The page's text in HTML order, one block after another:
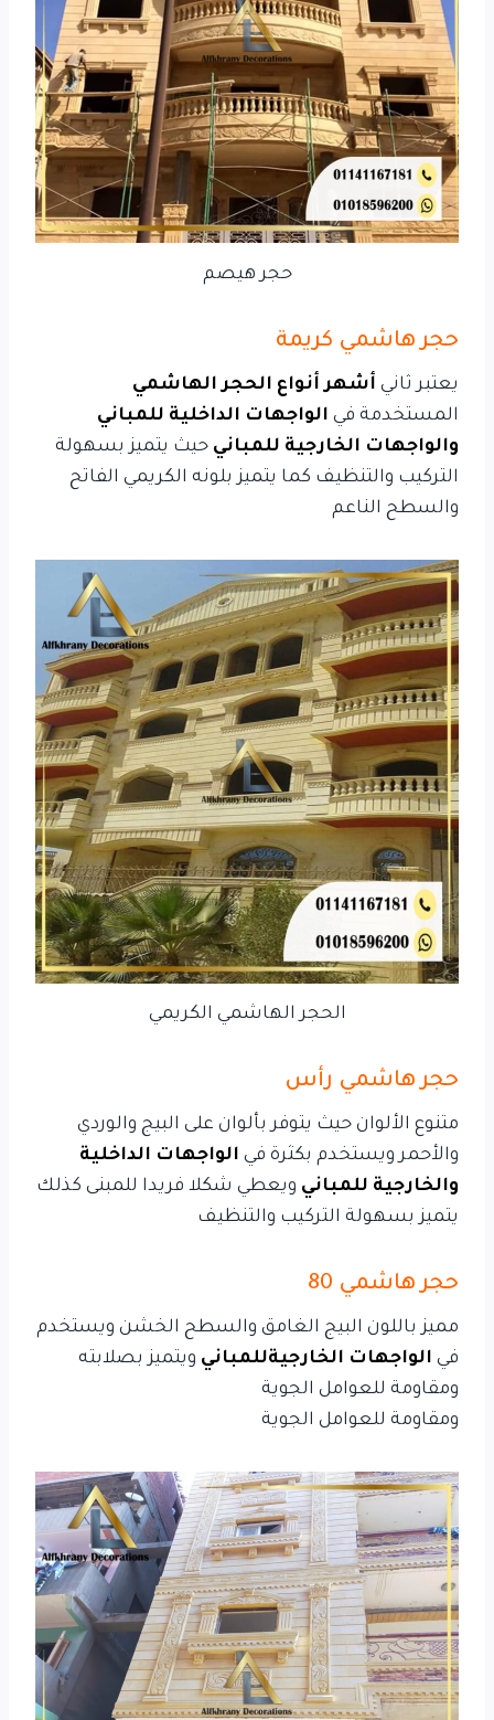
حجر هيصم
حجر هاشمي كريمة
يعتبر ثاني أشهر أنواع الحجر الهاشمي
المستخدمة في الواجهات الداخلية للمباني
والواجهات الخارجية للمباني حيث يتميز بسهولة
التركيب والتنظيف كما يتميز بلونه الكريمي الفاتح
والسطح الناعم
الحجر الهاشمي الكريمي
حجر هاشمي رأس
متنوع الألوان حيث يتوفر بألوان على البيج والوردي
والأحمر ويستخدم بكثرة في الواجهات الداخلية
والخارجية للمباني ويعطي شكلا فريدا للمبنى كذلك
يتميز بسهولة التركيب والتنظيف
حجر هاشمي 80
مميز باللون البيج الغامق والسطح الخشن ويستخدم
في الواجهات الخارجيةللمباني ويتميز بصلابته
ومقاومة للعوامل الجوية
ومقاومة للعوامل الجوية